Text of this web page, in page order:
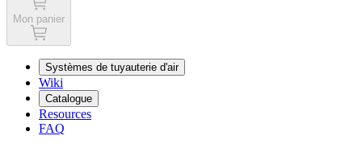
Mon panier
Systèmes de tuyauterie d'air
Wiki
Catalogue
Resources
FAQ